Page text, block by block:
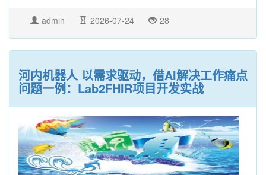
admin 2026-07-24 28
河内机器人 以需求驱动，借AI解决工作痛点
问题一例：Lab2FHIR项目开发实战